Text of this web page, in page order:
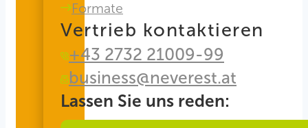
Formate
Vertrieb kontaktieren
+43 2732 21009-99
business@neverest.at
Lassen Sie uns reden: